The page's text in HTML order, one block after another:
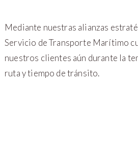
Mediante nuestras alianzas
Servicio de Transporte Marítimo
nuestros clientes aún durante la
ruta y tiempo de tránsito.